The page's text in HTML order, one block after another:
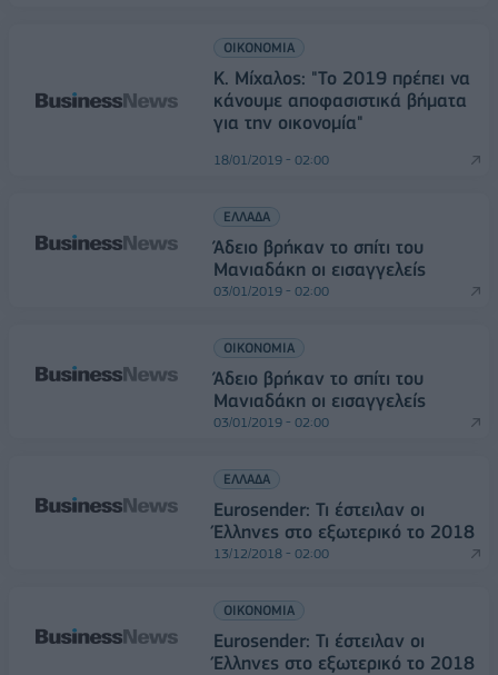
ΟΙΚΟΝΟΜΙΑ
Κ. Μίχαλος: "Το 2019 πρέπει να
κάνουμε αποφασιστικά βήματα
για την οικονομία"
18/01/2019 - 02:00
ΕΛΛΑΔΑ
Άδειο βρήκαν το σπίτι του
Μανιαδάκη οι εισαγγελείς
03/01/2019 - 02:00
ΟΙΚΟΝΟΜΙΑ
Άδειο βρήκαν το σπίτι του
Μανιαδάκη οι εισαγγελείς
03/01/2019 - 02:00
ΕΛΛΑΔΑ
Eurosender: Τι έστειλαν οι
Έλληνες στο εξωτερικό το 2018
13/12/2018 - 02:00
ΟΙΚΟΝΟΜΙΑ
Eurosender: Τι έστειλαν οι
Έλληνες στο εξωτερικό το 2018